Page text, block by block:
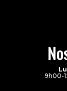
9h00-